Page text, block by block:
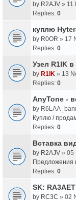
by R2AJV » 11
Replies: 0
куплю
by R0OR » 17
Replies: 0
Узел R1IK
by R1IK » 13
Replies: 0
AnyTone -
by
Куплю /
Replies: 0
Вставка
by R2AJV » 05
Предложения
Replies: 0
SK: RA3AET
by RC3C » 02